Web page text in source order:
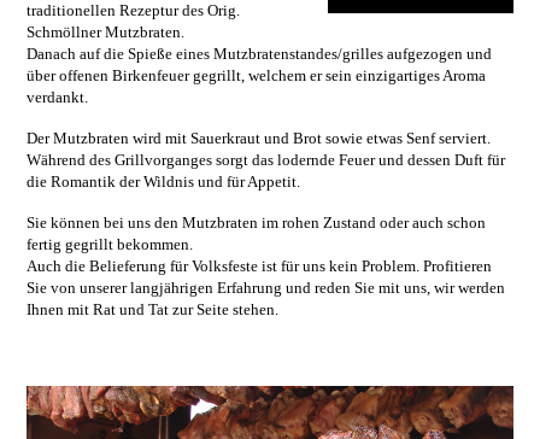
traditionellen Rezeptur des Orig.
Schmöllner Mutzbraten.
Danach auf die Spieße eines Mutzbratenstandes/grilles aufgezogen und
über offenen Birkenfeuer gegrillt, welchem er sein einzigartiges Aroma
verdankt.
Der Mutzbraten wird mit Sauerkraut und Brot sowie etwas Senf serviert.
Während des Grillvorganges sorgt das lodernde Feuer und dessen Duft für
die Romantik der Wildnis und für Appetit.
Sie können bei uns den Mutzbraten im rohen Zustand oder auch schon
fertig gegrillt bekommen.
Auch die Belieferung für Volksfeste ist für uns kein Problem. Profitieren
Sie von unserer langjährigen Erfahrung und reden Sie mit uns, wir werden
Ihnen mit Rat und Tat zur Seite stehen.